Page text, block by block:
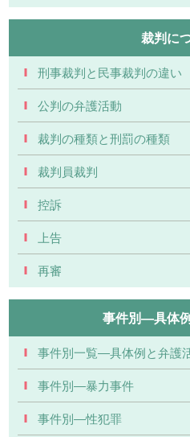
裁判に
刑事裁判と民事裁判の違い
公判の弁護活動
裁判の種類と刑罰の種類
裁判員裁判
控訴
上告
再審
事件別―具体
事件別一覧―具体例と弁護
事件別―暴力事件
事件別―性犯罪